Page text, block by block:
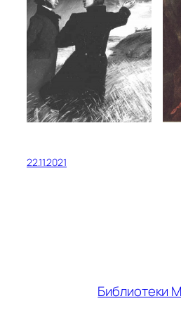
22.11.2021
Библиотеки